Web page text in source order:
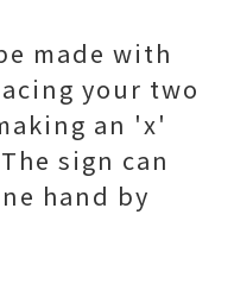
made with
your two
an 'x'
sign can
hand by